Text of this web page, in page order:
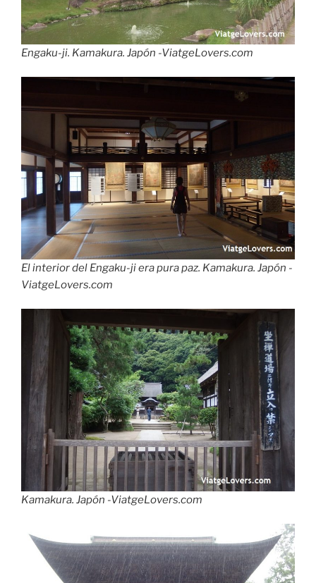
Engaku-ji. Kamakura. Japón -ViatgeLovers.com
El interior del Engaku-ji era pura paz. Kamakura. Japón -
ViatgeLovers.com
Kamakura. Japón -ViatgeLovers.com